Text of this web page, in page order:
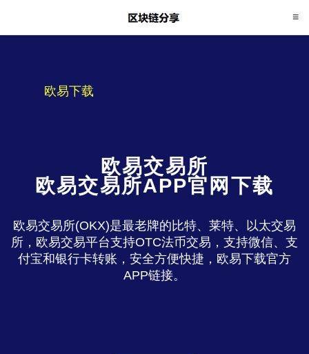
欧易下载
欧易交易所
欧易交易所APP官网下载
欧易交易所(OKX)是最老牌的比特、莱特、以太交易
所，欧易交易平台支持OTC法币交易，支持微信、支
付宝和银行卡转账，安全方便快捷，欧易下载官方
APP链接。